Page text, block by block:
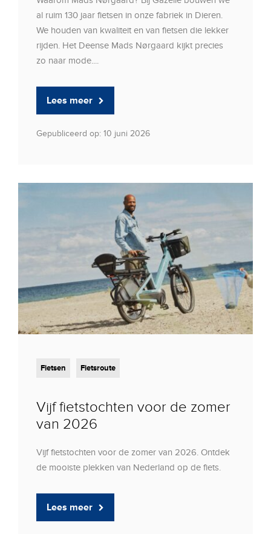
al ruim 130 jaar fietsen in onze fabriek in Dieren.
We houden van kwaliteit en van fietsen die lekker
rijden. Het Deense Mads Nørgaard kijkt precies
zo naar mode....
Lees meer
Gepubliceerd op: 10 juni 2026
Fietsen Fietsroute
Vijf fietstochten voor de zomer
van 2026
Vijf fietstochten voor de zomer van 2026. Ontdek
de mooiste plekken van Nederland op de fiets.
Lees meer